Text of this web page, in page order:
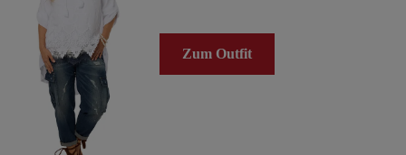
Zum Outfit